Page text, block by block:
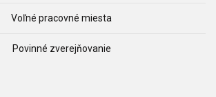
Voľné pracovné miesta
Povinné zverejňovanie